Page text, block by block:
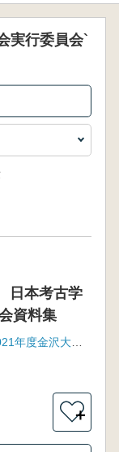
実行委員会`
日本考古学
資料集
日本考古学協会2021年度金沢大会実行委員会
＋